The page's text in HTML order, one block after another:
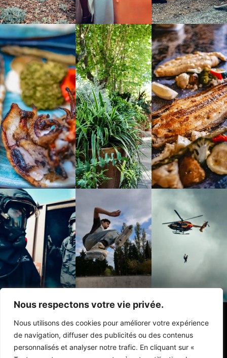
Nous respectons votre vie privée.
Nous utilisons des cookies pour améliorer votre expérience
de navigation, diffuser des publicités ou des contenus
personnalisés et analyser notre trafic. En cliquant sur «